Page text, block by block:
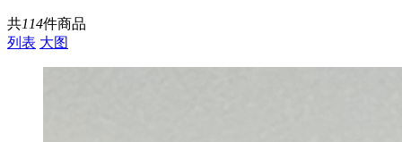
共114件商品
列表 大图